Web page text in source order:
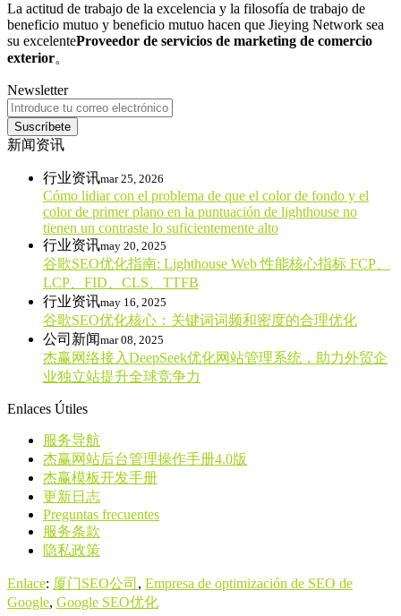
La actitud de trabajo de la excelencia y la filosofía de trabajo de
beneficio mutuo y beneficio mutuo hacen que Jieying Network sea
su excelenteProveedor de servicios de marketing de comercio
exterior。
Newsletter
Suscríbete
新闻资讯
行业资讯mar 25, 2026
Cómo lidiar con el problema de que el color de fondo y el
color de primer plano en la puntuación de lighthouse no
tienen un contraste lo suficientemente alto
行业资讯may 20, 2025
谷歌SEO优化指南: Lighthouse Web 性能核心指标 FCP、
LCP、FID、CLS、TTFB
行业资讯may 16, 2025
谷歌SEO优化核心：关键词词频和密度的合理优化
公司新闻mar 08, 2025
杰赢网络接入DeepSeek优化网站管理系统，助力外贸企
业独立站提升全球竞争力
Enlaces Útiles
服务导航
杰赢网站后台管理操作手册4.0版
杰赢模板开发手册
更新日志
Preguntas frecuentes
服务条款
隐私政策
Enlace: 厦门SEO公司 , Empresa de optimización de SEO de
Google, Google SEO优化